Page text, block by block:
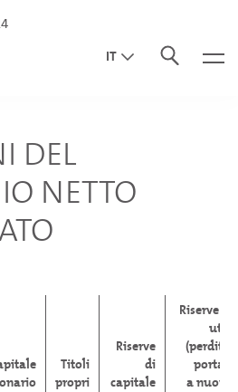
IT
DEL
NETTO
Titoli
propri
Riserve
di
capitale
Riserve di
utili
(perdite)
portati
a nuovo